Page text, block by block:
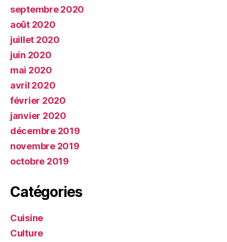
septembre 2020
août 2020
juillet 2020
juin 2020
mai 2020
avril 2020
février 2020
janvier 2020
décembre 2019
novembre 2019
octobre 2019
Catégories
Cuisine
Culture